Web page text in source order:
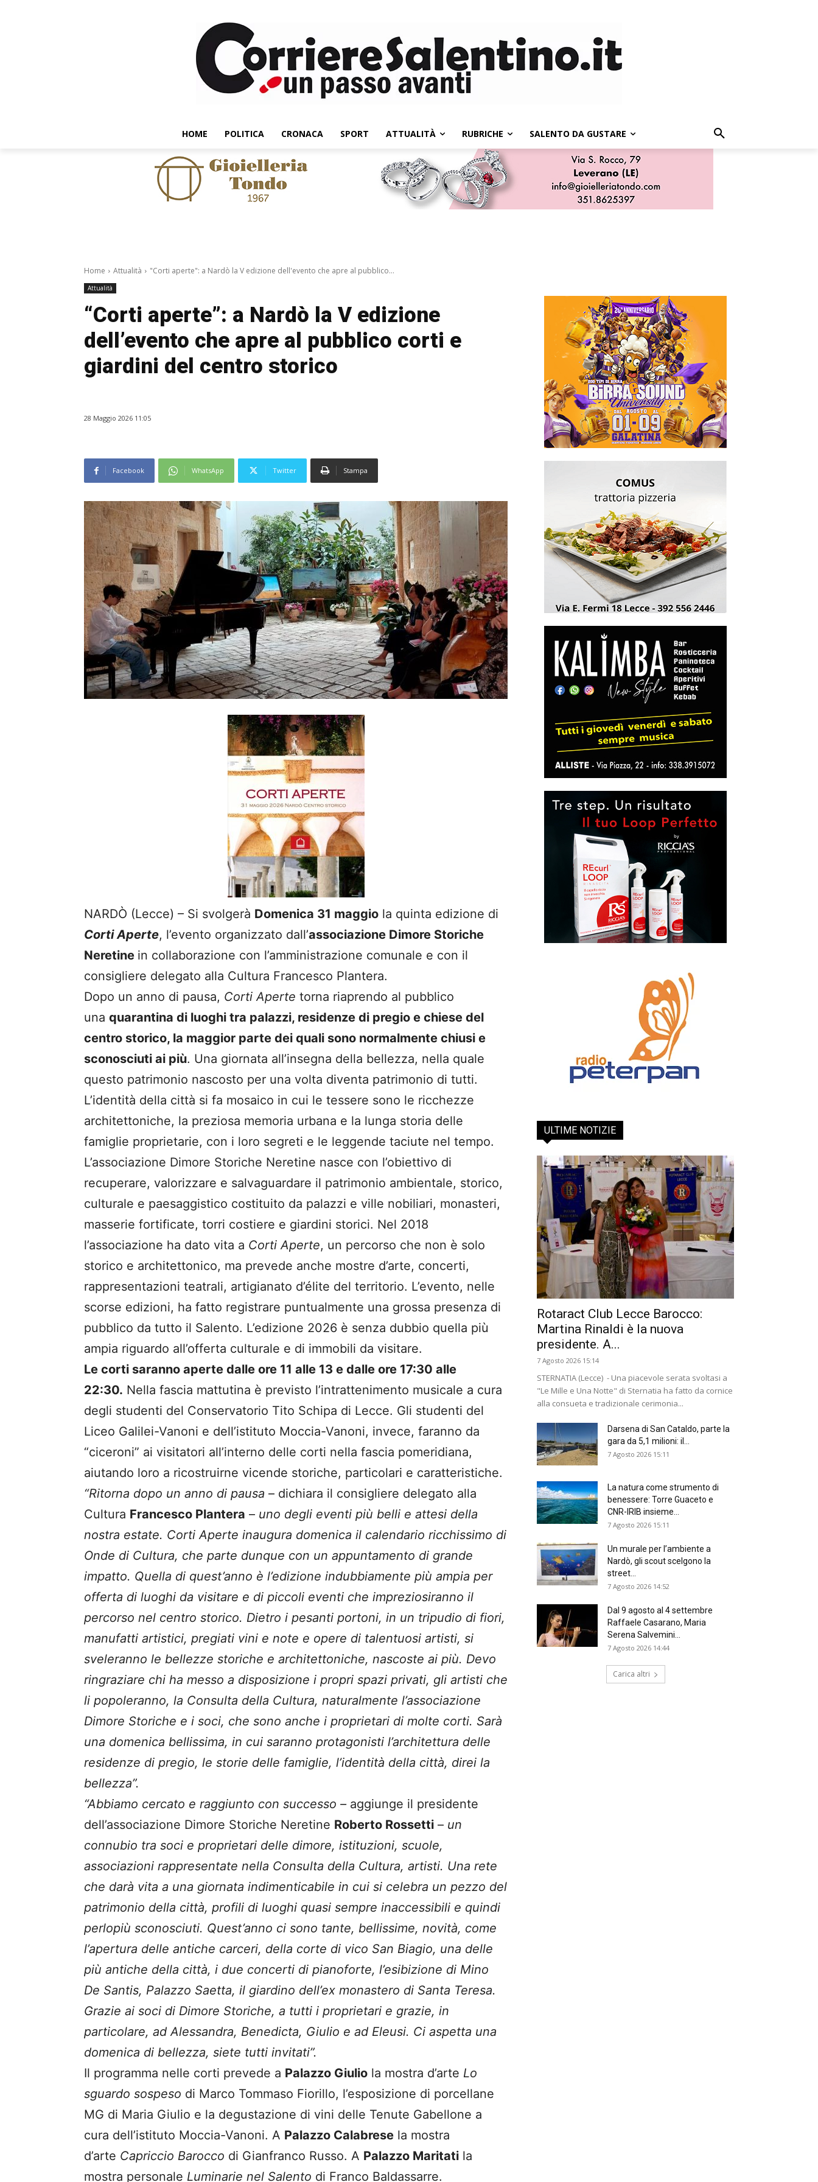
HOME POLITICA CRONACA SPORT ATTUALITÀ RUBRICHE SALENTO DA GUSTARE
Home Attualità "Corti aperte": a Nardò la V edizione dell'evento che apre al pubblico...
Attualità
“Corti aperte”: a Nardò la V edizione
dell’evento che apre al pubblico corti e
giardini del centro storico
28 Maggio 2026 11:05
Facebook WhatsApp Twitter Stampa
NARDÒ (Lecce) – Si svolgerà Domenica 31 maggio la quinta edizione di
Corti Aperte, l’evento organizzato dall’associazione Dimore Storiche
Neretine in collaborazione con l’amministrazione comunale e con il
consigliere delegato alla Cultura Francesco Plantera.
Dopo un anno di pausa, Corti Aperte torna riaprendo al pubblico
una quarantina di luoghi tra palazzi, residenze di pregio e chiese del
centro storico, la maggior parte dei quali sono normalmente chiusi e
sconosciuti ai più. Una giornata all’insegna della bellezza, nella quale
questo patrimonio nascosto per una volta diventa patrimonio di tutti.
L’identità della città si fa mosaico in cui le tessere sono le ricchezze
architettoniche, la preziosa memoria urbana e la lunga storia delle
famiglie proprietarie, con i loro segreti e le leggende taciute nel tempo.
L’associazione Dimore Storiche Neretine nasce con l’obiettivo di
recuperare, valorizzare e salvaguardare il patrimonio ambientale, storico,
culturale e paesaggistico costituito da palazzi e ville nobiliari, monasteri,
masserie fortificate, torri costiere e giardini storici. Nel 2018
l’associazione ha dato vita a Corti Aperte, un percorso che non è solo
storico e architettonico, ma prevede anche mostre d’arte, concerti,
rappresentazioni teatrali, artigianato d’élite del territorio. L’evento, nelle
scorse edizioni, ha fatto registrare puntualmente una grossa presenza di
pubblico da tutto il Salento. L’edizione 2026 è senza dubbio quella più
ampia riguardo all’offerta culturale e di immobili da visitare.
Le corti saranno aperte dalle ore 11 alle 13 e dalle ore 17:30 alle
22:30. Nella fascia mattutina è previsto l’intrattenimento musicale a cura
degli studenti del Conservatorio Tito Schipa di Lecce. Gli studenti del
Liceo Galilei-Vanoni e dell’istituto Moccia-Vanoni, invece, faranno da
“ciceroni” ai visitatori all’interno delle corti nella fascia pomeridiana,
aiutando loro a ricostruirne vicende storiche, particolari e caratteristiche.
“Ritorna dopo un anno di pausa – dichiara il consigliere delegato alla
Cultura Francesco Plantera – uno degli eventi più belli e attesi della
nostra estate. Corti Aperte inaugura domenica il calendario ricchissimo di
Onde di Cultura, che parte dunque con un appuntamento di grande
impatto. Quella di quest’anno è l’edizione indubbiamente più ampia per
offerta di luoghi da visitare e di piccoli eventi che impreziosiranno il
percorso nel centro storico. Dietro i pesanti portoni, in un tripudio di fiori,
manufatti artistici, pregiati vini e note e opere di talentuosi artisti, si
sveleranno le bellezze storiche e architettoniche, nascoste ai più. Devo
ringraziare chi ha messo a disposizione i propri spazi privati, gli artisti che
li popoleranno, la Consulta della Cultura, naturalmente l’associazione
Dimore Storiche e i soci, che sono anche i proprietari di molte corti. Sarà
una domenica bellissima, in cui saranno protagonisti l’architettura delle
residenze di pregio, le storie delle famiglie, l’identità della città, direi la
bellezza”.
“Abbiamo cercato e raggiunto con successo – aggiunge il presidente
dell’associazione Dimore Storiche Neretine Roberto Rossetti – un
connubio tra soci e proprietari delle dimore, istituzioni, scuole,
associazioni rappresentate nella Consulta della Cultura, artisti. Una rete
che darà vita a una giornata indimenticabile in cui si celebra un pezzo del
patrimonio della città, profili di luoghi quasi sempre inaccessibili e quindi
perlopiù sconosciuti. Quest’anno ci sono tante, bellissime, novità, come
l’apertura delle antiche carceri, della corte di vico San Biagio, una delle
più antiche della città, i due concerti di pianoforte, l’esibizione di Mino
De Santis, Palazzo Saetta, il giardino dell’ex monastero di Santa Teresa.
Grazie ai soci di Dimore Storiche, a tutti i proprietari e grazie, in
particolare, ad Alessandra, Benedicta, Giulio e ad Eleusi. Ci aspetta una
domenica di bellezza, siete tutti invitati”.
Il programma nelle corti prevede a Palazzo Giulio la mostra d’arte Lo
sguardo sospeso di Marco Tommaso Fiorillo, l’esposizione di porcellane
MG di Maria Giulio e la degustazione di vini delle Tenute Gabellone a
cura dell’istituto Moccia-Vanoni. A Palazzo Calabrese la mostra
d’arte Capriccio Barocco di Gianfranco Russo. A Palazzo Maritati la
mostra personale Luminarie nel Salento di Franco Baldassarre.
ULTIME NOTIZIE
Rotaract Club Lecce Barocco:
Martina Rinaldi è la nuova
presidente. A...
7 Agosto 2026 15:14
STERNATIA (Lecce) - Una piacevole serata svoltasi a
"Le Mille e Una Notte" di Sternatia ha fatto da cornice
alla consueta e tradizionale cerimonia...
Darsena di San Cataldo, parte la
gara da 5,1 milioni: il...
7 Agosto 2026 15:11
La natura come strumento di
benessere: Torre Guaceto e
CNR-IRIB insieme...
7 Agosto 2026 15:11
Un murale per l’ambiente a
Nardò, gli scout scelgono la
street...
7 Agosto 2026 14:52
Dal 9 agosto al 4 settembre
Raffaele Casarano, Maria
Serena Salvemini...
7 Agosto 2026 14:44
Carica altri